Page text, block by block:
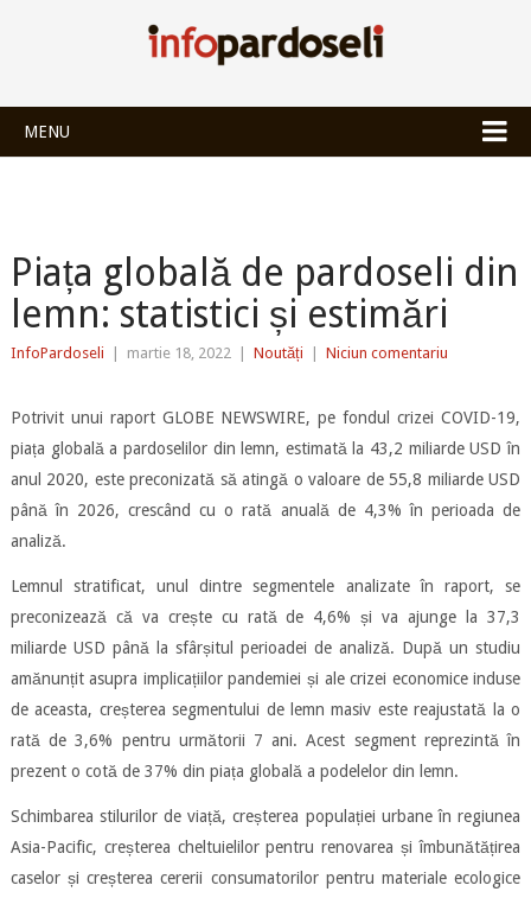
MENU
Piața globală de pardoseli din
lemn: statistici și estimări
InfoPardoseli martie 18, 2022 Noutăți Niciun comentariu
Potrivit unui raport GLOBE NEWSWIRE, pe fondul crizei COVID-19,
piața globală a pardoselilor din lemn, estimată la 43,2 miliarde USD în
anul 2020, este preconizată să atingă o valoare de 55,8 miliarde USD
până în 2026, crescând cu o rată anuală de 4,3% în perioada de
analiză.
Lemnul stratificat, unul dintre segmentele analizate în raport, se
preconizează că va crește cu rată de 4,6% și va ajunge la 37,3
miliarde USD până la sfârșitul perioadei de analiză. După un studiu
amănunțit asupra implicațiilor pandemiei și ale crizei economice induse
de aceasta, creșterea segmentului de lemn masiv este reajustată la o
rată de 3,6% pentru următorii 7 ani. Acest segment reprezintă în
prezent o cotă de 37% din piața globală a podelelor din lemn.
Schimbarea stilurilor de viață, creșterea populației urbane în regiunea
Asia-Pacific, creșterea cheltuielilor pentru renovarea și îmbunătățirea
caselor și creșterea cererii consumatorilor pentru materiale ecologice